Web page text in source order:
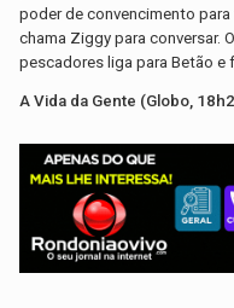
poder de convencimento
chama Ziggy para conversar.
pescadores liga para Betão e
A Vida da Gente (Globo,